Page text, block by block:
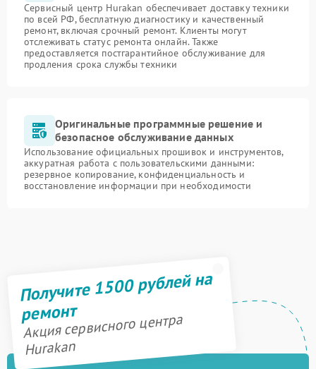
Сервисный центр Hurakan обеспечивает доставку техники
по всей РФ, бесплатную диагностику и качественный
ремонт, включая срочный ремонт. Клиенты могут
отслеживать статус ремонта онлайн. Также
предоставляется постгарантийное обслуживание для
продления срока службы техники
Оригинальные программные решение и
безопасное обслуживание данных
Использование официальных прошивок и инструментов,
аккуратная работа с пользовательскими данными:
резервное копирование, конфиденциальность и
восстановление информации при необходимости
Получите 1500 рублей на
ремонт
Акция сервисного центра
Hurakan